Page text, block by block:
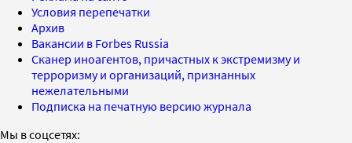
Условия перепечатки
Архив
Вакансии в Forbes Russia
Сканер иноагентов, причастных к экстремизму и
терроризму и организаций, признанных
нежелательными
Подписка на печатную версию журнала
Мы в соцсетях: